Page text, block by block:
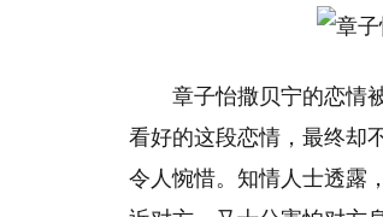
章子怡撒贝宁的恋情
看好的这段恋情，最终却
令人惋惜。知情人士透露